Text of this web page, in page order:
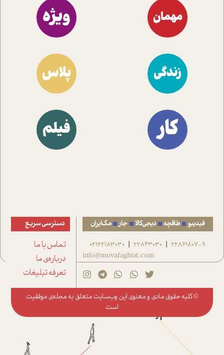
مهمان ویژه
زندگی پلاس
کار فیلم
فیدیبو طاقچه دیجی‌کالا جار مگ‌ایران
22861807-9
|
22843030
|
02122183030
info@movafaghiat.com
دسترسی سریع
تماس با ما
درباره‌ی ما
تعرفه تبلیغات
© کلیه حقوق مادی و معنوی این وب‌سایت متعلق به مجله‌ی موفقیت
است